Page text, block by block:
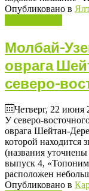
Опубликовано в
Молбай-
оврага
северо-
Четверг, 22 июня
У северо-
оврага Шейтан-
которой находится
(названия
выпуск 4,
расположен
Опубликовано в